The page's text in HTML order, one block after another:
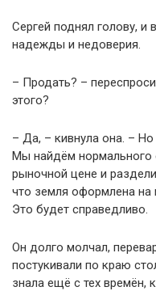
Сергей поднял голову, и
надежды и недоверия.
– Продать? –
этого?
– Да, – кивнула она. –
Мы найдём
рыночной цене и
что земля оформлена на
Это будет справедливо.
Он долго молчал,
постукивали по краю
знала ещё с тех времён,